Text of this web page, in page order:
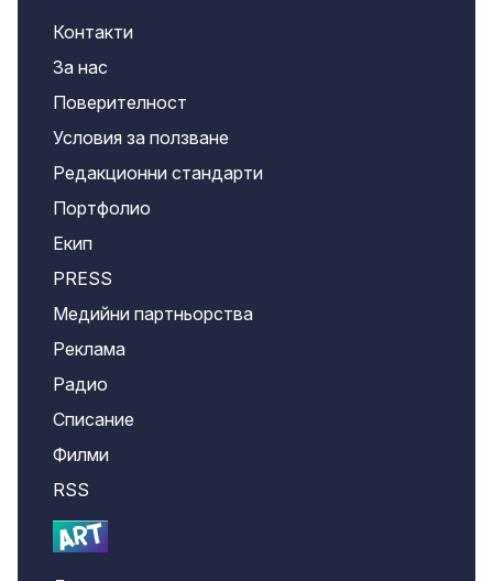
Контакти
За нас
Поверителност
Условия за ползване
Редакционни стандарти
Портфолио
Екип
PRESS
Медийни партньорства
Реклама
Радио
Списание
Филми
RSS